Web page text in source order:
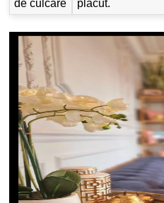
de culcare placut.